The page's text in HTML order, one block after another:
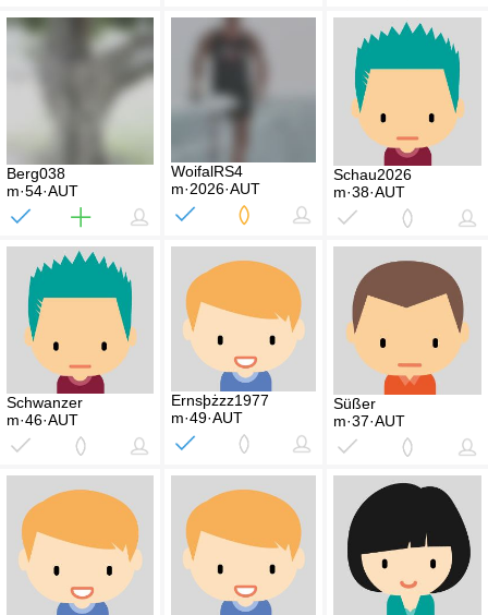
Berg038
m·54·AUT
WoifalRS4
m·2026·AUT
Schau2026
m·38·AUT
Schwanzer
m·46·AUT
Ernsþżzz1977
m·49·AUT
Süßer
m·37·AUT